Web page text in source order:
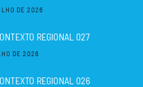
DE 2026
REGIONAL 027
DE 2026
REGIONAL 026